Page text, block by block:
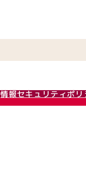
情報セキュリティポリ